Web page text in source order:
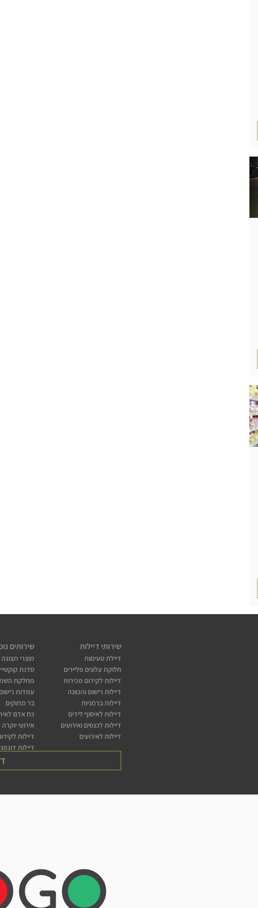
שירותי דיילות
דיילת טעימות
חלוקת עלונים פליירים
דיילות לקידום מכירות
דיילות רישום והכוונה
דיילות ברמניות
דיילות לאיסוף לידים
דיילות לכנסים ואירועים
דיילות לאירועים
שירותים
מוצרי
סדנת
מחלקת
עמדות
בר מתוקים
כח אדם
אירועי יוקרה
דיילות
דיילות